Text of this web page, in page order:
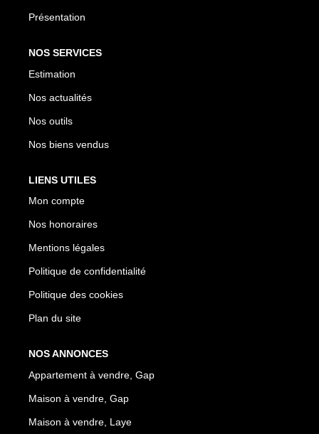
Présentation
NOS SERVICES
Estimation
Nos actualités
Nos outils
Nos biens vendus
LIENS UTILES
Mon compte
Nos honoraires
Mentions légales
Politique de confidentialité
Politique des cookies
Plan du site
NOS ANNONCES
Appartement à vendre, Gap
Maison à vendre, Gap
Maison à vendre, Laye